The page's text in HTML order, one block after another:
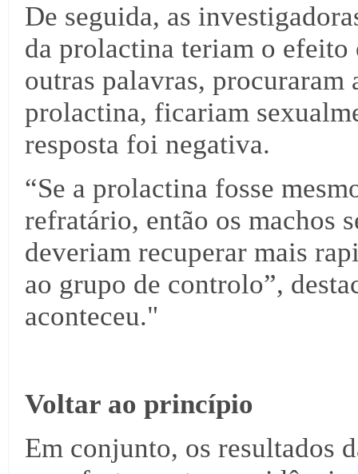
De seguida, as
da prolactina teriam o
outras palavras, procuraram
prolactina, ficariam
resposta foi negativa.
“Se a prolactina fosse
refratário, então os machos
deveriam recuperar mais
ao grupo de controlo”,
aconteceu."
Voltar ao princípio
Em conjunto, os resultados